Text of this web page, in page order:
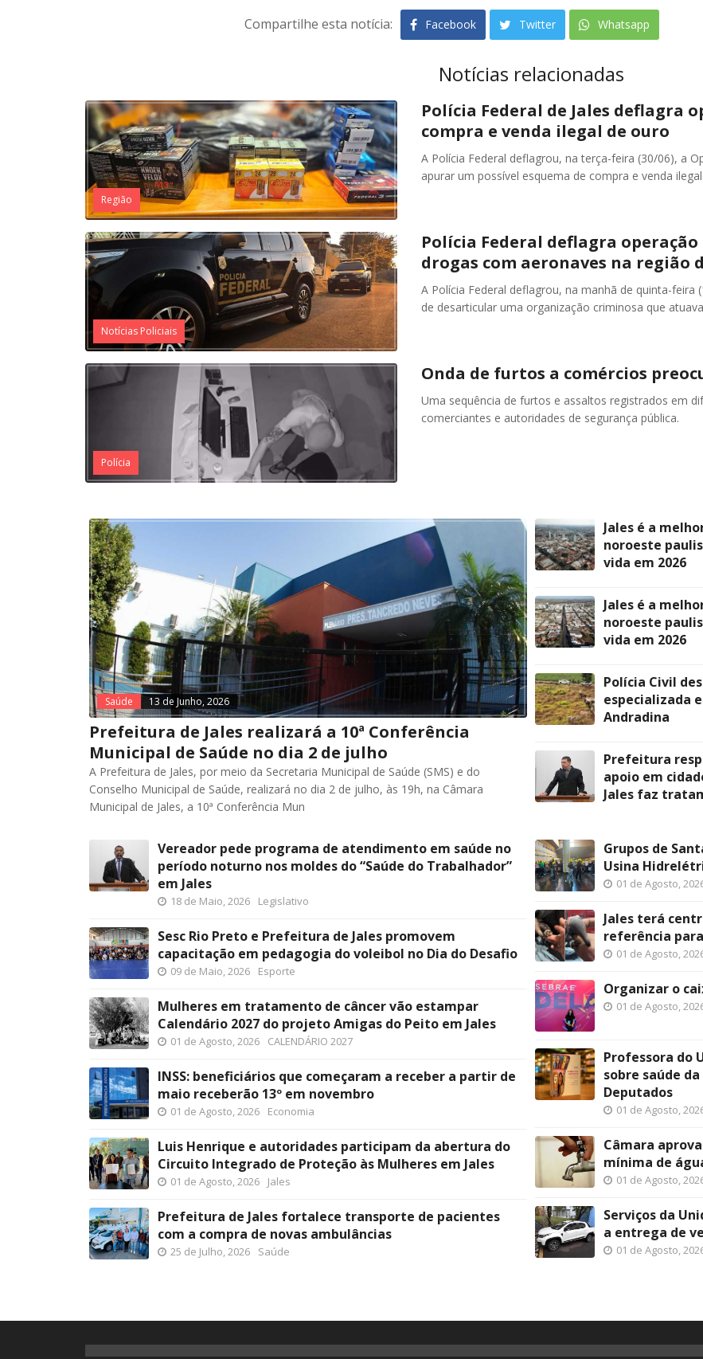
Compartilhe esta notícia: Facebook Twitter Whatsapp
Notícias relacionadas
Região
Polícia Federal de Jales deflagra
compra e venda ilegal de ouro
A Polícia Federal deflagrou, na terça-feira (30/06), a
apurar um possível esquema de compra e venda
Notícias Policiais
Polícia Federal deflagra
drogas com aeronaves na região
A Polícia Federal deflagrou, na manhã de quinta-
de desarticular uma organização criminosa que
Polícia
Onda de furtos a comércios
Uma sequência de furtos e assaltos registrados em
comerciantes e autoridades de segurança pública.
Saúde 13 de Junho, 2026
Prefeitura de Jales realizará a 10ª Conferência
Municipal de Saúde no dia 2 de julho
A Prefeitura de Jales, por meio da Secretaria Municipal de Saúde (SMS) e do
Conselho Municipal de Saúde, realizará no dia 2 de julho, às 19h, na Câmara
Municipal de Jales, a 10ª Conferência Mun
Jales é a
noroeste
vida em 2026
Jales é a
noroeste
vida em 2026
Polícia Civil
especializada
Andradina
Prefeitura
apoio em
Jales faz
Vereador pede programa de atendimento em saúde no
período noturno nos moldes do “Saúde do Trabalhador”
em Jales
18 de Maio, 2026 Legislativo
Sesc Rio Preto e Prefeitura de Jales promovem
capacitação em pedagogia do voleibol no Dia do Desafio
09 de Maio, 2026 Esporte
Mulheres em tratamento de câncer vão estampar
Calendário 2027 do projeto Amigas do Peito em Jales
01 de Agosto, 2026 CALENDÁRIO 2027
INSS: beneficiários que começaram a receber a partir de
maio receberão 13º em novembro
01 de Agosto, 2026 Economia
Luis Henrique e autoridades participam da abertura do
Circuito Integrado de Proteção às Mulheres em Jales
01 de Agosto, 2026 Jales
Prefeitura de Jales fortalece transporte de pacientes
com a compra de novas ambulâncias
25 de Julho, 2026 Saúde
Grupos de
Usina
01 de Agosto,
Jales terá
referência
01 de Agosto,
Organizar o
01 de Agosto,
Professora do
sobre saúde
Deputados
01 de Agosto,
Câmara
mínima de
01 de Agosto,
Serviços da
a entrega de
01 de Agosto,